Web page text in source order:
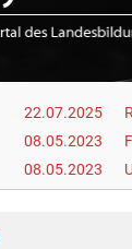
22.07.2025
08.05.2023
08.05.2023